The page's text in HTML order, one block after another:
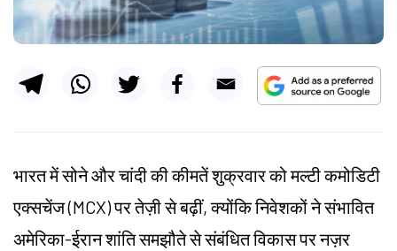
भारत में सोने और चांदी की कीमतें शुक्रवार को मल्टी कमोडिटी
एक्सचेंज (MCX) पर तेज़ी से बढ़ीं, क्योंकि निवेशकों ने संभावित
अमेरिका-ईरान शांति समझौते से संबंधित विकास पर नज़र